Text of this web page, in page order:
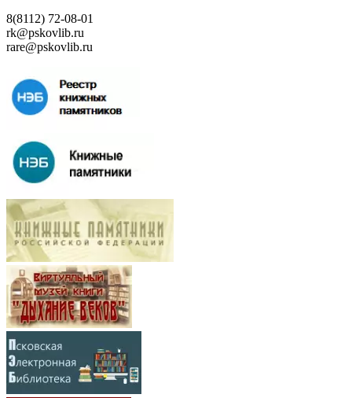
8(8112) 72-08-01
rk@pskovlib.ru
rare@pskovlib.ru